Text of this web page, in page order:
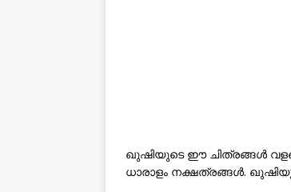
ഖുഷിയുടെ ഈ ചിത്രങ്ങൾ
ധാരാളം നക്ഷത്രങ്ങൾ.